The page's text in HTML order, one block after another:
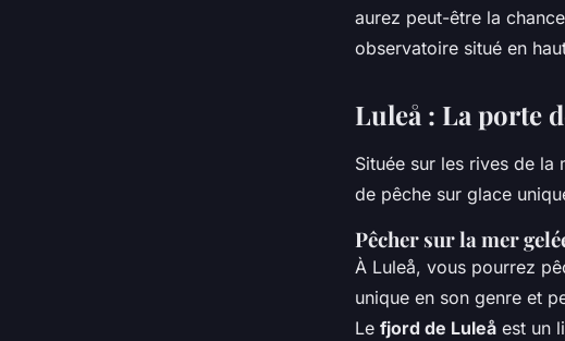
aurez peut-être la
observatoire situé en
Luleå : La porte
Située sur les rives de la
de pêche sur glace
Pêcher sur la mer
À Luleå, vous pourrez
unique en son genre et
Le fjord de Luleå est un